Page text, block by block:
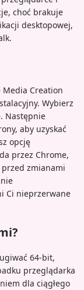
choć brakuje
desktopowej,
Creation
Wybierz
Następnie
aby uzyskać
opcję
przez Chrome,
zmianami
Ci nieprzerwane
64-bit,
przeglądarka
dla ciągłego